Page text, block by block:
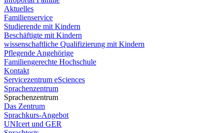
Aktuelles
Familienservice
Studierende mit Kindern
Beschäftigte mit Kindern
wissenschaftliche Qualifizierung mit Kindern
Pflegende Angehörige
Familiengerechte Hochschule
Kontakt
Servicezentrum eSciences
Sprachenzentrum
Sprachenzentrum
Das Zentrum
Sprachkurs-Angebot
UNIcert und GER